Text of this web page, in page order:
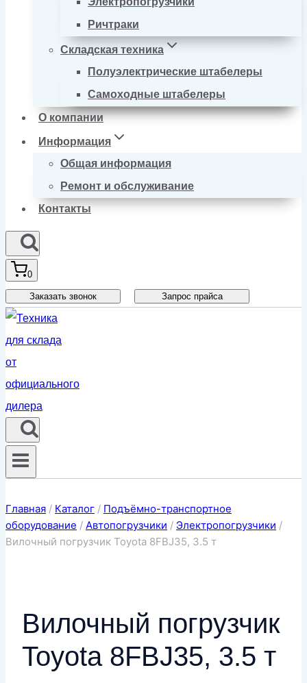
Ричтраки
Складская техника
Полуэлектрические штабелеры
Самоходные штабелеры
О компании
Информация
Общая информация
Ремонт и обслуживание
Контакты
0
Заказать звонок Запрос прайса
Главная / Каталог / Подъёмно-транспортное
оборудование / Автопогрузчики / Электропогрузчики /
Вилочный погрузчик Toyota 8FBJ35, 3.5 т
Вилочный погрузчик
Toyota 8FBJ35, 3.5 т